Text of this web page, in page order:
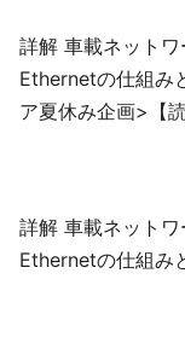
詳解 車載ネット
Ethernetの仕組み
ア夏休み企画>【
詳解 車載ネットワ
Ethernetの仕組み